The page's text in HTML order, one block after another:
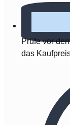
Prüfe vor
das